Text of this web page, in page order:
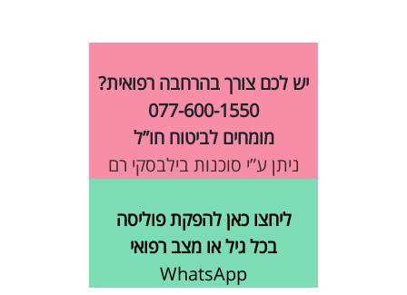
יש לכם צורך בהרחבה רפואית?
077-600-1550
מומחים לביטוח חו”ל
ניתן ע”י סוכנות בילבסקי רם
ליחצו כאן להפקת פוליסה
בכל גיל או מצב רפואי
WhatsApp